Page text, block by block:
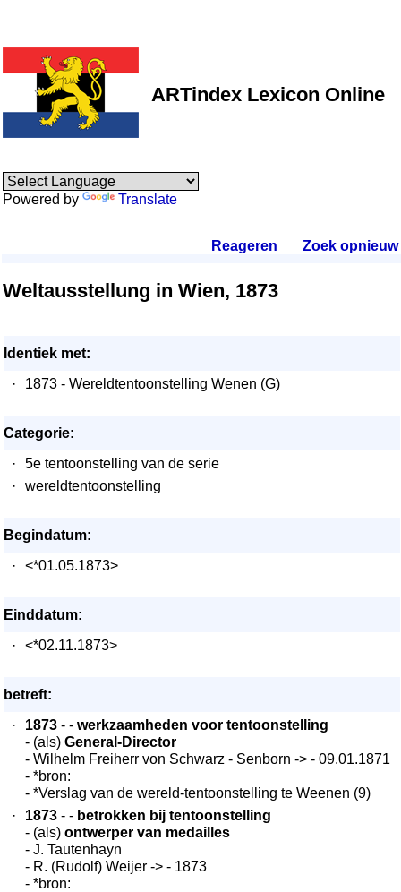
ARTindex Lexicon Online
Powered by Translate
Reageren Zoek opnieuw.
Weltausstellung in Wien, 1873
Identiek met:
·
1873 - Wereldtentoonstelling Wenen (G)
Categorie:
·
5e tentoonstelling van de serie
·
wereldtentoonstelling
Begindatum:
·
<*01.05.1873>
Einddatum:
·
<*02.11.1873>
betreft:
·
1873 - - werkzaamheden voor tentoonstelling
- (als) General-Director
- Wilhelm Freiherr von Schwarz - Senborn -> - 09.01.1871
- *bron:
- *Verslag van de wereld-tentoonstelling te Weenen (9)
·
1873 - - betrokken bij tentoonstelling
- (als) ontwerper van medailles
- J. Tautenhayn
- R. (Rudolf) Weijer -> - 1873
- *bron: